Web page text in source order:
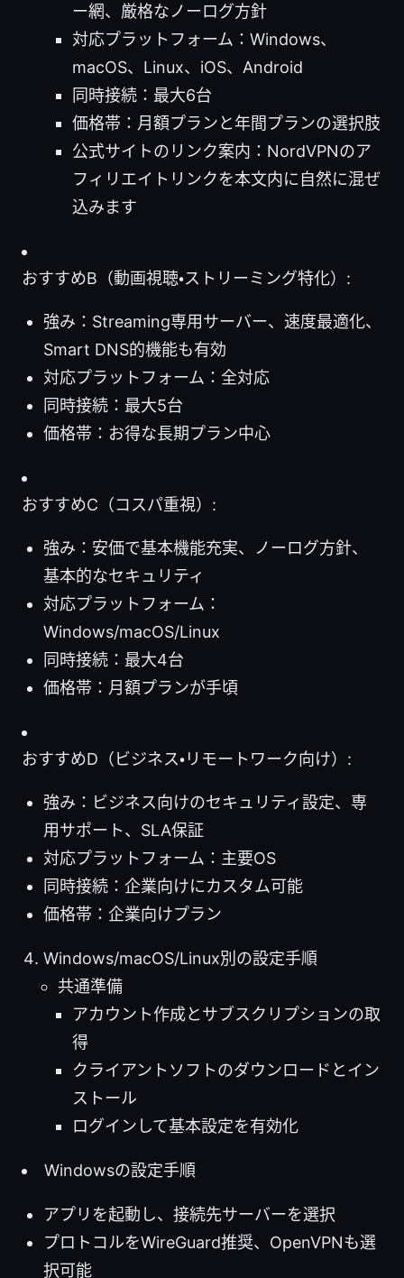
ー網、厳格なノーログ方針
対応プラットフォーム：Windows、
macOS、Linux、iOS、Android
同時接続：最大6台
価格帯：月額プランと年間プランの選択肢
公式サイトのリンク案内：NordVPNのア
フィリエイトリンクを本文内に自然に混ぜ
込みます
おすすめB（動画視聴・ストリーミング特化）:
強み：Streaming専用サーバー、速度最適化、
Smart DNS的機能も有効
対応プラットフォーム：全対応
同時接続：最大5台
価格帯：お得な長期プラン中心
おすすめC（コスパ重視）:
強み：安価で基本機能充実、ノーログ方針、
基本的なセキュリティ
対応プラットフォーム：
Windows/macOS/Linux
同時接続：最大4台
価格帯：月額プランが手頃
おすすめD（ビジネス・リモートワーク向け）:
強み：ビジネス向けのセキュリティ設定、専
用サポート、SLA保証
対応プラットフォーム：主要OS
同時接続：企業向けにカスタム可能
価格帯：企業向けプラン
Windows/macOS/Linux別の設定手順
共通準備
アカウント作成とサブスクリプションの取
得
クライアントソフトのダウンロードとイン
ストール
ログインして基本設定を有効化
Windowsの設定手順
アプリを起動し、接続先サーバーを選択
プロトコルをWireGuard推奨、OpenVPNも選
択可能